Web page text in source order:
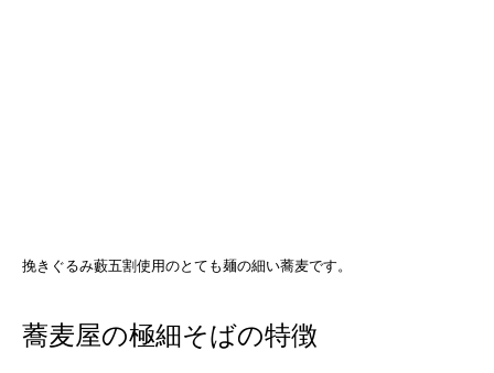
挽きぐるみ藪五割使用のとても麺の細い蕎麦です。
蕎麦屋の極細そばの特徴